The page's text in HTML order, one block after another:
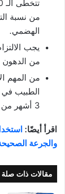
من نسبة
الهضمي.
يجب
من الدهون
من المهم
3 أشهر من الاستخدام.
اقرأ أيضًا:
والجرعة
مقالات ذات صلة